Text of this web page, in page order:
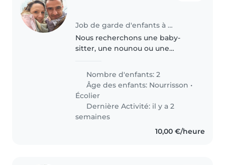
Job de garde d'enfants à Le Barcarès
Nous recherchons une baby-
sitter, une nounou ou une
deux enfants, un bébé et un
écolier. Nos enfants sont
énergiques,..
Nombre d'enfants: 2
Âge des enfants: Nourrisson •
Écolier
Dernière Activité: il y a 2
semaines
10,00 €/heure